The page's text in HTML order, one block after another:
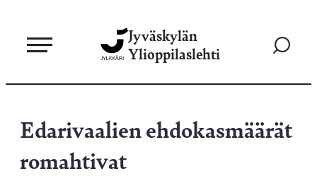
sisältöön
Jyväskylän
Ylioppilaslehti
Siirry
Edarivaalien ehdokasmäärät
romahtivat